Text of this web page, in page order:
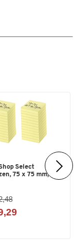
Select
75 x 75 mm, 100